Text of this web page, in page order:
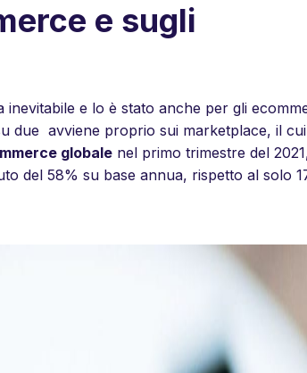
e sugli
e lo è stato anche per gli
due avviene proprio sui marketplace, il
globale nel primo trimestre del
del 58% su base annua, rispetto al solo